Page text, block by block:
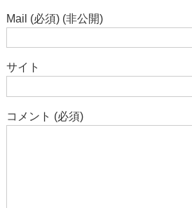
Mail (必須) (非公開)
サイト
コメント (必須)